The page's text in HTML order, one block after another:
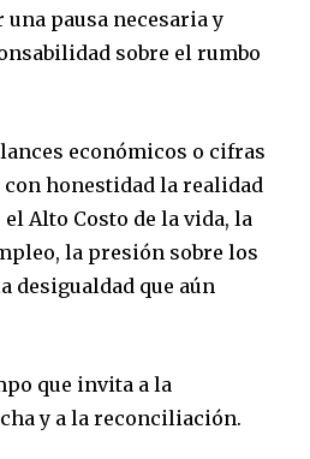
una pausa necesaria y
sobre el rumbo
económicos o cifras
honestidad la realidad
Alto Costo de la vida, la
la presión sobre los
desigualdad que aún
que invita a la
y a la reconciliación.